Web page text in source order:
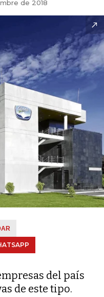
de 2018
del país
de este tipo.